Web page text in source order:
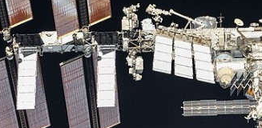
Perspective